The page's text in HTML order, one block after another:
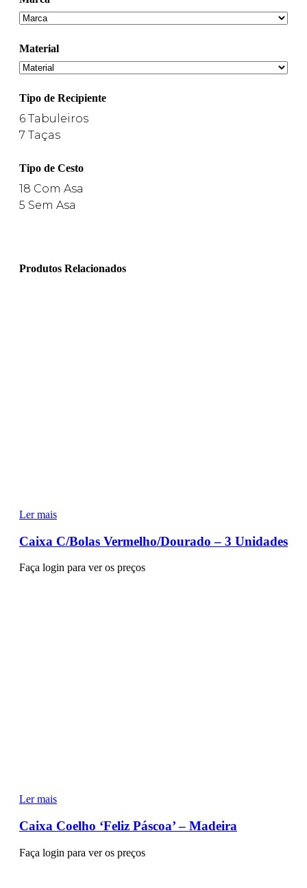
Material
Tipo de Recipiente
6 Tabuleiros
7 Taças
Tipo de Cesto
18 Com Asa
5 Sem Asa
Produtos Relacionados
Ler mais
Caixa C/Bolas Vermelho/Dourado – 3 Unidades
Faça login para ver os preços
Ler mais
Caixa Coelho ‘Feliz Páscoa’ – Madeira
Faça login para ver os preços